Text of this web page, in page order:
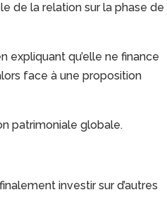
de la relation sur la phase de
expliquant qu’elle ne finance
face à une proposition
patrimoniale globale.
investir sur d’autres